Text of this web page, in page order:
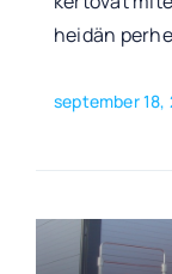
heidän
september 18,